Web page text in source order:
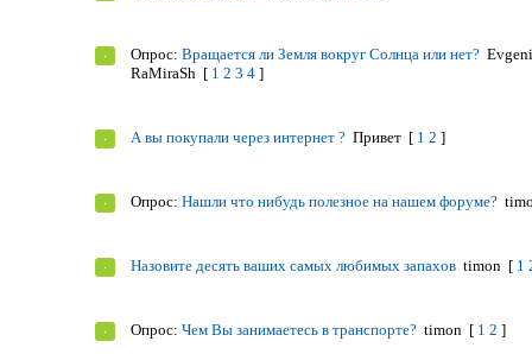
Опрос: Вращается ли Земля вокруг Солнца или нет?
RaMiraSh [ 1 2 3 4 ]
А вы покупали через интернет ? Привет [ 1 2 ]
Опрос: Нашли что нибудь полезное на нашем форуме?
Назовите десять ваших самых любимых запахов timon [ 1
Опрос: Чем Вы занимаетесь в транспорте? timon [ 1 2 ]